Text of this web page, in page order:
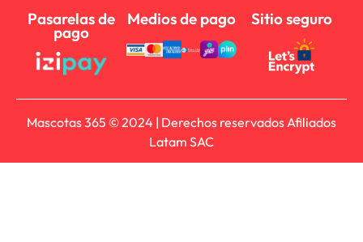
Pasarelas de
pago
Medios de pago Sitio seguro
Mascotas 365 © 2024 | Derechos reservados Afiliados
Latam SAC